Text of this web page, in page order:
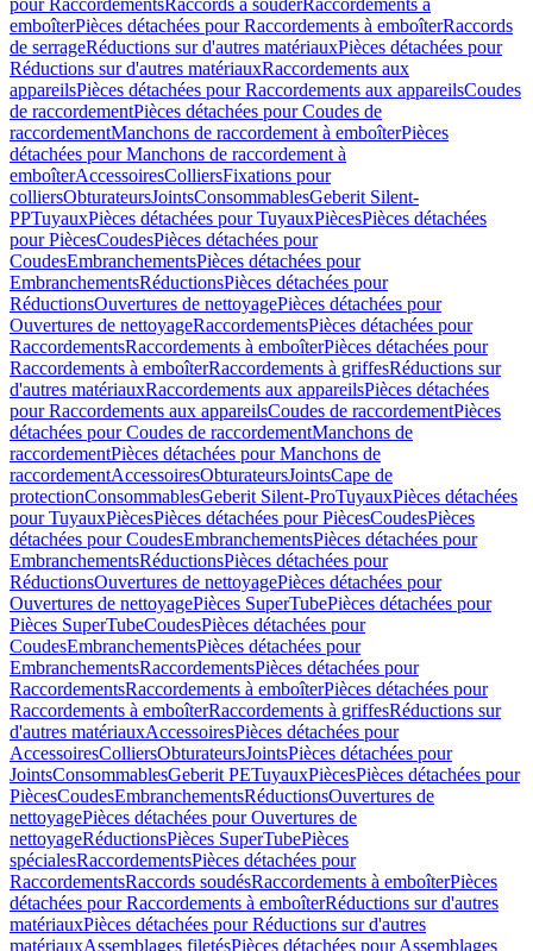
pour RaccordementsRaccords à souderRaccordements à
emboîterPièces détachées pour Raccordements à emboîterRaccords
de serrageRéductions sur d'autres matériauxPièces détachées pour
Réductions sur d'autres matériauxRaccordements aux
appareilsPièces détachées pour Raccordements aux appareilsCoudes
de raccordementPièces détachées pour Coudes de
raccordementManchons de raccordement à emboîterPièces
détachées pour Manchons de raccordement à
emboîterAccessoiresColliersFixations pour
colliersObturateursJointsConsommablesGeberit Silent-
PPTuyauxPièces détachées pour TuyauxPiècesPièces détachées
pour PiècesCoudesPièces détachées pour
CoudesEmbranchementsPièces détachées pour
EmbranchementsRéductionsPièces détachées pour
RéductionsOuvertures de nettoyagePièces détachées pour
Ouvertures de nettoyageRaccordementsPièces détachées pour
RaccordementsRaccordements à emboîterPièces détachées pour
Raccordements à emboîterRaccordements à griffesRéductions sur
d'autres matériauxRaccordements aux appareilsPièces détachées
pour Raccordements aux appareilsCoudes de raccordementPièces
détachées pour Coudes de raccordementManchons de
raccordementPièces détachées pour Manchons de
raccordementAccessoiresObturateursJointsCape de
protectionConsommablesGeberit Silent-ProTuyauxPièces détachées
pour TuyauxPiècesPièces détachées pour PiècesCoudesPièces
détachées pour CoudesEmbranchementsPièces détachées pour
EmbranchementsRéductionsPièces détachées pour
RéductionsOuvertures de nettoyagePièces détachées pour
Ouvertures de nettoyagePièces SuperTubePièces détachées pour
Pièces SuperTubeCoudesPièces détachées pour
CoudesEmbranchementsPièces détachées pour
EmbranchementsRaccordementsPièces détachées pour
RaccordementsRaccordements à emboîterPièces détachées pour
Raccordements à emboîterRaccordements à griffesRéductions sur
d'autres matériauxAccessoiresPièces détachées pour
AccessoiresColliersObturateursJointsPièces détachées pour
JointsConsommablesGeberit PETuyauxPiècesPièces détachées pour
PiècesCoudesEmbranchementsRéductionsOuvertures de
nettoyagePièces détachées pour Ouvertures de
nettoyageRéductionsPièces SuperTubePièces
spécialesRaccordementsPièces détachées pour
RaccordementsRaccords soudésRaccordements à emboîterPièces
détachées pour Raccordements à emboîterRéductions sur d'autres
matériauxPièces détachées pour Réductions sur d'autres
matériauxAssemblages filetésPièces détachées pour Assemblages